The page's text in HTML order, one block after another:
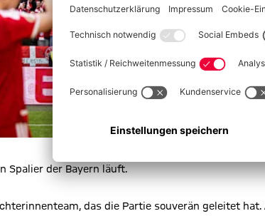
Spalier der Bayern läuft.
das die Partie souverän geleitet